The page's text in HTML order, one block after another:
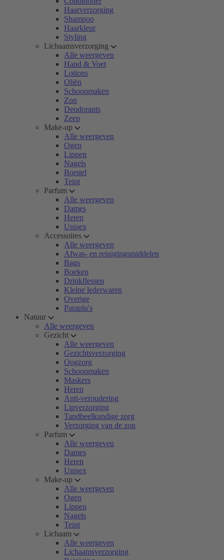
Haarverzorging
Shampoo
Haarkleur
Styling
Lichaamsverzorging
Alle weergeven
Hand & Voet
Lotions
Oliën
Schoonmaken
Zon
Deodorants
Zeep
Make-up
Alle weergeven
Ogen
Lippen
Nagels
Borstel
Teint
Parfum
Alle weergeven
Dames
Heren
Unisex
Accessoires
Alle weergeven
Afwas- en reinigingsmiddelen
Bags
Boeken
Drinkflessen
Kleine lederwaren
Overige
Paraplu's
Natuur
Alle weergeven
Gezicht
Alle weergeven
Gezichtsverzorging
Oogzorg
Schoonmaken
Maskers
Heren
Anti-veroudering
Lipverzorging
Tandheelkundige zorg
Verzorging van de zon
Parfum
Alle weergeven
Dames
Heren
Unisex
Make-up
Alle weergeven
Ogen
Lippen
Nagels
Teint
Lichaam
Alle weergeven
Lichaamsverzorging